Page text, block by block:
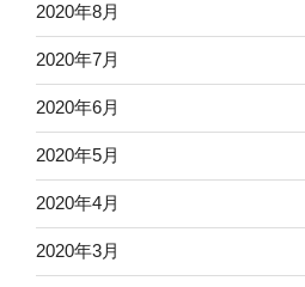
2020年8月
2020年7月
2020年6月
2020年5月
2020年4月
2020年3月